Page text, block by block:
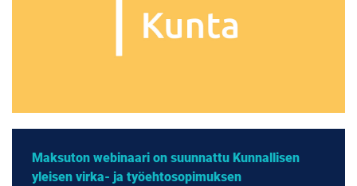
Maksuton webinaari on suunnattu Kunnallisen
yleisen virka- ja työehtosopimuksen